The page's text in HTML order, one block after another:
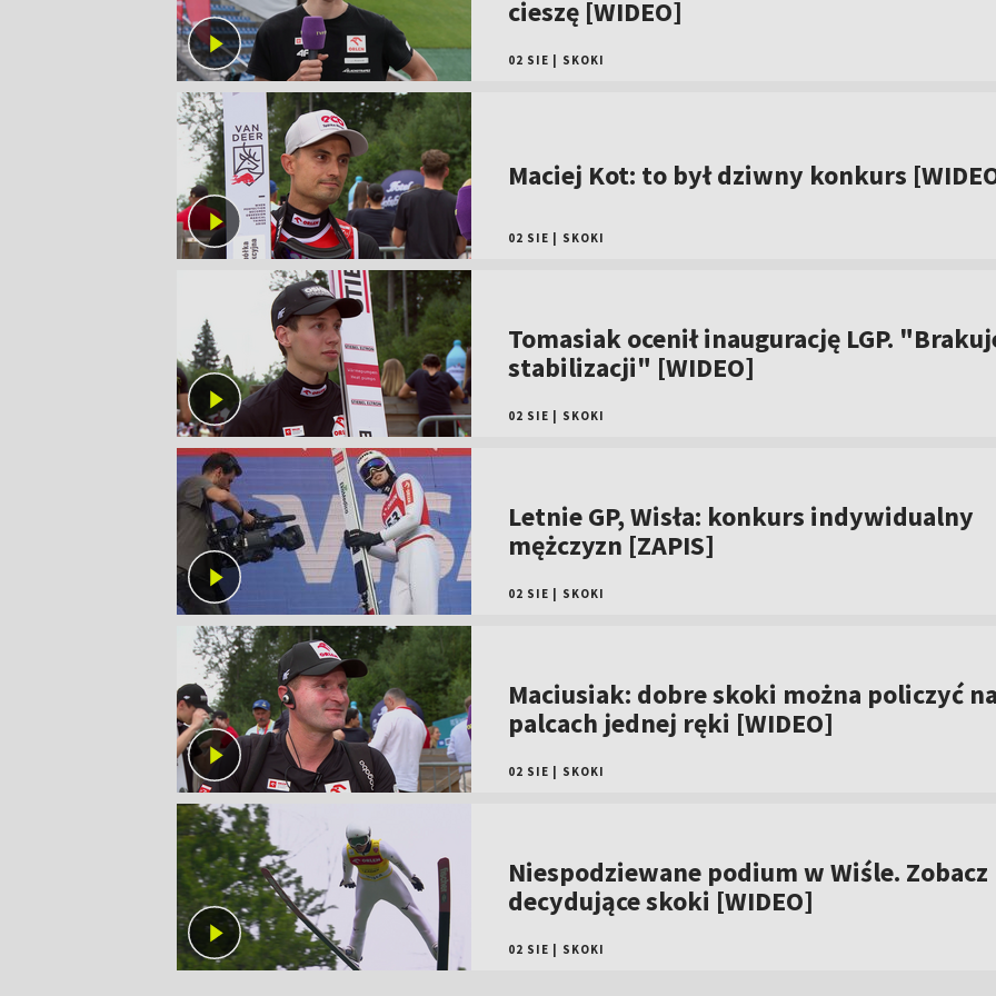
cieszę [WIDEO]
02 SIE SKOKI
Maciej Kot: to był dziwny konkurs
02 SIE SKOKI
Tomasiak ocenił inaugurację LGP.
stabilizacji" [WIDEO]
02 SIE SKOKI
Letnie GP, Wisła: konkurs indywidualny
mężczyzn [ZAPIS]
02 SIE SKOKI
Maciusiak: dobre skoki można policzyć
palcach jednej ręki [WIDEO]
02 SIE SKOKI
Niespodziewane podium w Wiśle. Zobacz
decydujące skoki [WIDEO]
02 SIE SKOKI